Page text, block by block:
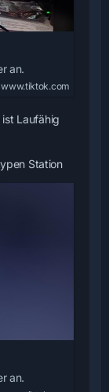
an.
www.tiktok.com
Laufähig
Station
an.